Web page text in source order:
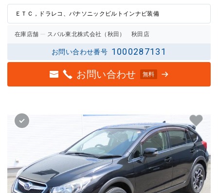
ＥＴＣ，ドラレコ、パナソニックビルトインナビ装備
在庫店舗 スバル東北株式会社（秋田） 秋田店
お問い合わせ番号 1000287131
お問い合わせ 無料